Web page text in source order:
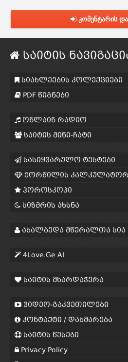
კომენტარის
საიტის
სიახლეების კოლექციები
PDF წიგნები
ონლაინ რადიო
საიტის მინი-ჩატი
სასიყვარულო ტესტები
ქორწილის
ჰოროსკოპი
სიზმრის ახსნა
ახალბედა მწერალთა სია
4Love.Ge AI
საიტის მხარდაჭერა
ვიდეო-გაკვეთილები
კონტაქტი / დახმარება
საიტის წესები
Privacy Policy